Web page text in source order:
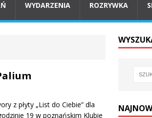
WYDARZENIA ROZRYWKA
z płyty „List do Ciebie” dla
19 w poznańskim Klubie